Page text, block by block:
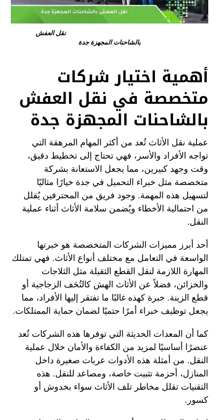
نقل العفش
بالشاحنات المجهزة جدة
أهمية اختيار شركات
متخصصة في نقل العفش
بالشاحنات المجهزة جدة
عملية نقل الأثاث تُعد من أكثر المهام المرهقة التي
تواجه الأفراد والأسر، فهي تحتاج إلى تخطيط دقيق،
وقت وجهد كبيرين، مما يجعل الاستعانة بشركة
متخصصة مثل خبراء التحميل في جدة خيارًا مثاليًا
لتسهيل هذه المهمة. وجود فريق من المحترفين يُقلل
من احتمالية الأخطاء ويُضمن سلامة الأثاث أثناء عملية
النقل.
أحد أبرز مميزات الشركات المتخصصة هو خبرتها
الواسعة في التعامل مع مختلف أنواع الأثاث. فهي تمتلك
المهارة اللازمة لنقل القطع الثقيلة مثل الثلاجات
والخزائن، فضلاً عن الأثاث الهش كالتُحَف الزجاجية أو
قطع الزينة. خبرة كهذه غالبًا ما تفتقر إليها الأفراد، مما
يجعل توظيف خبراء أمرًا حتميًا لضمان حماية الممتلكات.
كما أن المعدات الحديثة التي توفرها هذه الشركات تُعد
عنصرًا أساسيًا لمزيد من الكفاءة والأمان خلال عملية
النقل. من أمثلة هذه الأدوات عربات صغيرة داخل
المنازل، أحزمة تثبيت خاصة، ومصاعد للنقل. هذه
التقنيات تقلل مخاطر تلف الأثاث سواء بخدوش أو
كسور.